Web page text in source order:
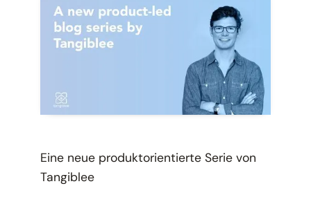
Eine neue produktorientierte Serie von
Tangiblee